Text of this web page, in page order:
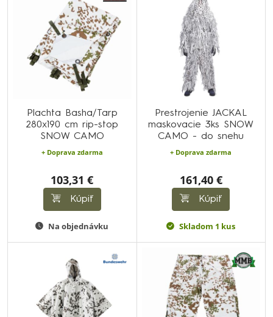
Plachta Basha/Tarp
280x190 cm rip-stop
SNOW CAMO
+ Doprava zdarma
103,31 €
Kúpiť
Na objednávku
Prestrojenie JACKAL
maskovacie 3ks SNOW
CAMO - do snehu
+ Doprava zdarma
161,40 €
Kúpiť
Skladom 1 kus